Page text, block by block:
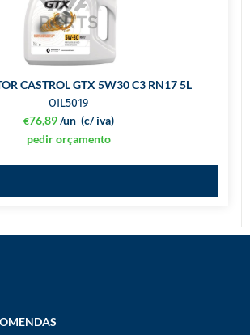
CASTROL GTX 5W30 C3 RN17 5L
OIL5019
€76,89 (c/ iva)
/un
pedir orçamento